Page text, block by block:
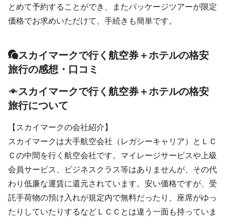
とめて予約することができ、またパッケージツアーが限定
価格でお求めいただけて、手続きも簡単です。
スカイマークで行く航空券＋ホテルの格安
旅行の感想・口コミ
スカイマークで行く航空券＋ホテルの格安
旅行について
【スカイマークの会社紹介】
スカイマークは大手航空会社（レガシーキャリア）とＬＣ
Ｃの中間を行く航空会社です。マイレージサービスや上級
会員サービス、ビジネスクラス等はありませんが、その代
わり低廉な運賃に還元されています。安い価格ですが、受
託手荷物の預け入れが規定内で無料だったり、座席がゆっ
たりしていたりするなどＬＣＣとは違う一面も持っていま